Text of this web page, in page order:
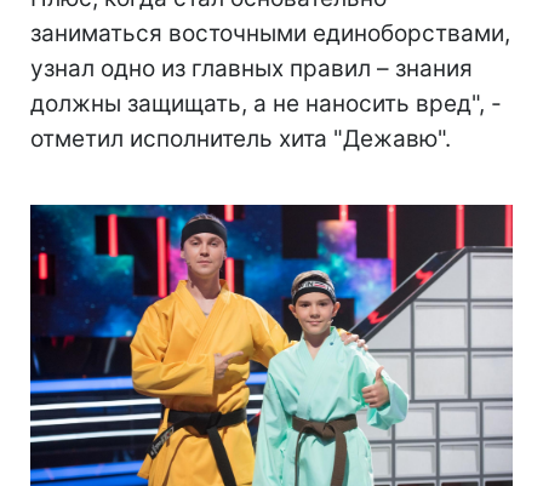
заниматься восточными единоборствами,
узнал одно из главных правил – знания
должны защищать, а не наносить вред", -
отметил исполнитель хита "Дежавю".